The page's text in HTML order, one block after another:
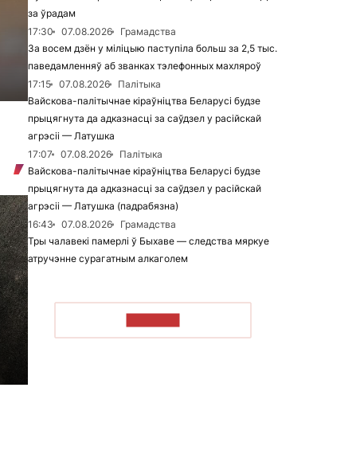
за ўрадам
17:30
07.08.2026
Грамадства
За восем дзён у міліцыю паступіла больш за 2,5 тыс.
паведамленняў аб званках тэлефонных махляроў
17:15
07.08.2026
Палітыка
Вайскова-палітычнае кіраўніцтва Беларусі будзе
прыцягнута да адказнасці за саўдзел у расійскай
агрэсіі — Латушка
17:07
07.08.2026
Палітыка
Вайскова-палітычнае кіраўніцтва Беларусі будзе
прыцягнута да адказнасці за саўдзел у расійскай
агрэсіі — Латушка (падрабязна)
16:43
07.08.2026
Грамадства
Тры чалавекі памерлі ў Быхаве — следства мяркуе
атручэнне сурагатным алкаголем